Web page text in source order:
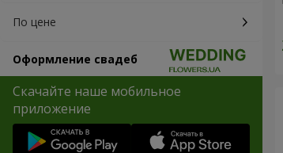
По цене
Оформление свадеб
Скачайте наше мобильное
приложение